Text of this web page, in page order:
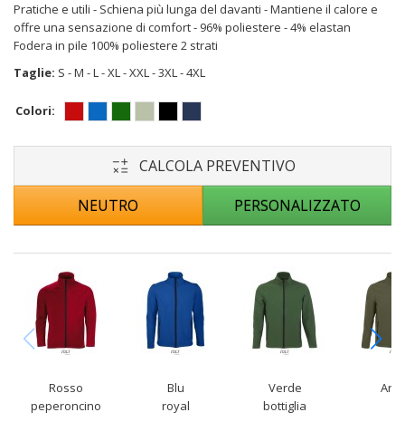
Pratiche e utili - Schiena più lunga del davanti - Mantiene il calore e
offre una sensazione di comfort - 96% poliestere - 4% elastan
Fodera in pile 100% poliestere 2 strati
Taglie: S - M - L - XL - XXL - 3XL - 4XL
Colori:
CALCOLA PREVENTIVO
NEUTRO
PERSONALIZZATO
Rosso
peperoncino
Blu
royal
Verde
bottiglia